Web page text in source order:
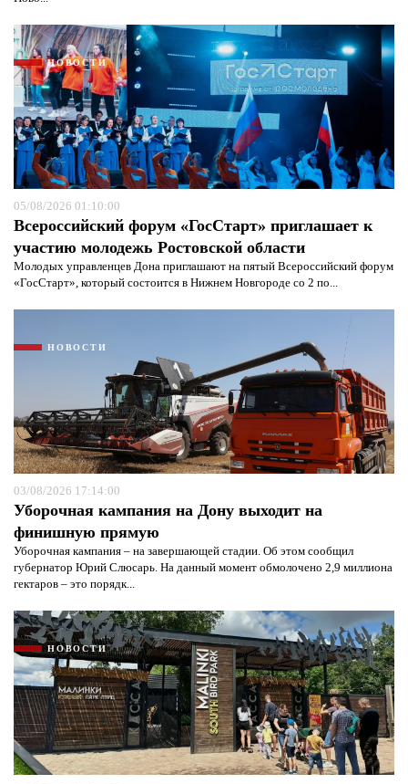
НОВОСТИ
05/08/2026 01:10:00
Всероссийский форум «ГосСтарт» приглашает к
участию молодежь Ростовской области
Молодых управленцев Дона приглашают на пятый Всероссийский форум
«ГосСтарт», который состоится в Нижнем Новгороде со 2 по...
НОВОСТИ
03/08/2026 17:14:00
Уборочная кампания на Дону выходит на
финишную прямую
Уборочная кампания – на завершающей стадии. Об этом сообщил
губернатор Юрий Слюсарь. На данный момент обмолочено 2,9 миллиона
гектаров – это порядк...
НОВОСТИ
Я согласен сполитикой конфиденциальности и
защиты информации*
Я согласен сполитикой конфиденциальности и
защиты информации*